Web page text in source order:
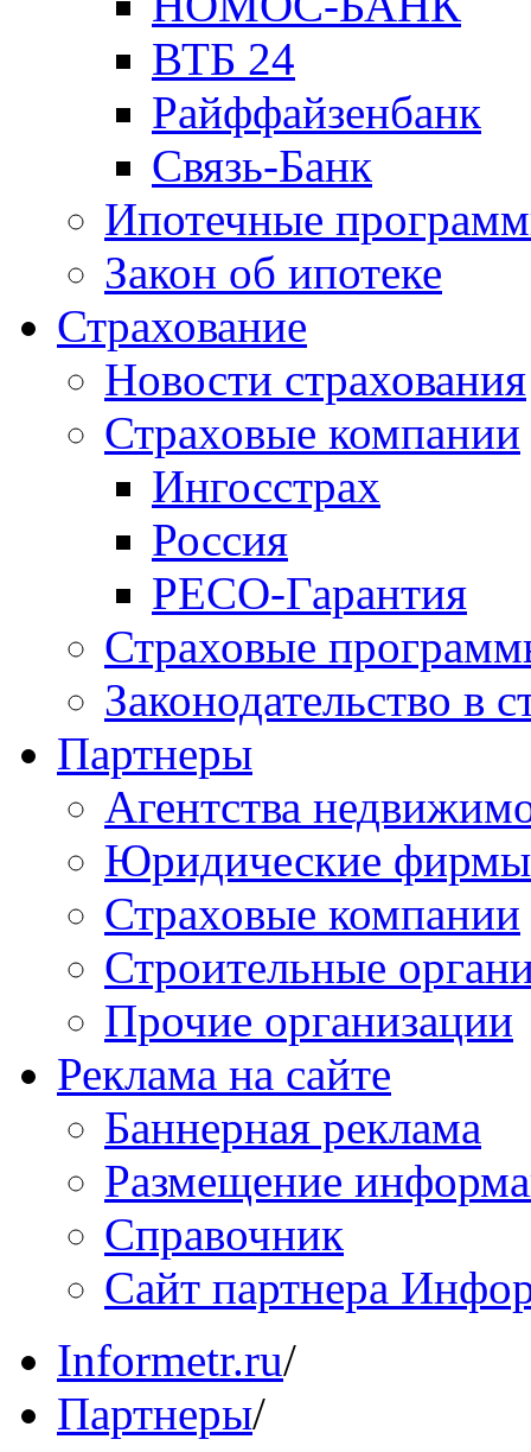
ВТБ 24
Райффайзенбанк
Связь-Банк
Ипотечные
Закон об ипотеке
Страхование
Новости страхования
Страховые компании
Ингосстрах
Россия
РЕСО-Гарантия
Страховые
Законодательство в
Партнеры
Агентства
Юридические фирмы
Страховые компании
Строительные
Прочие организации
Реклама на сайте
Баннерная реклама
Размещение
Справочник
Сайт партнера
Informetr.ru/
Партнеры/